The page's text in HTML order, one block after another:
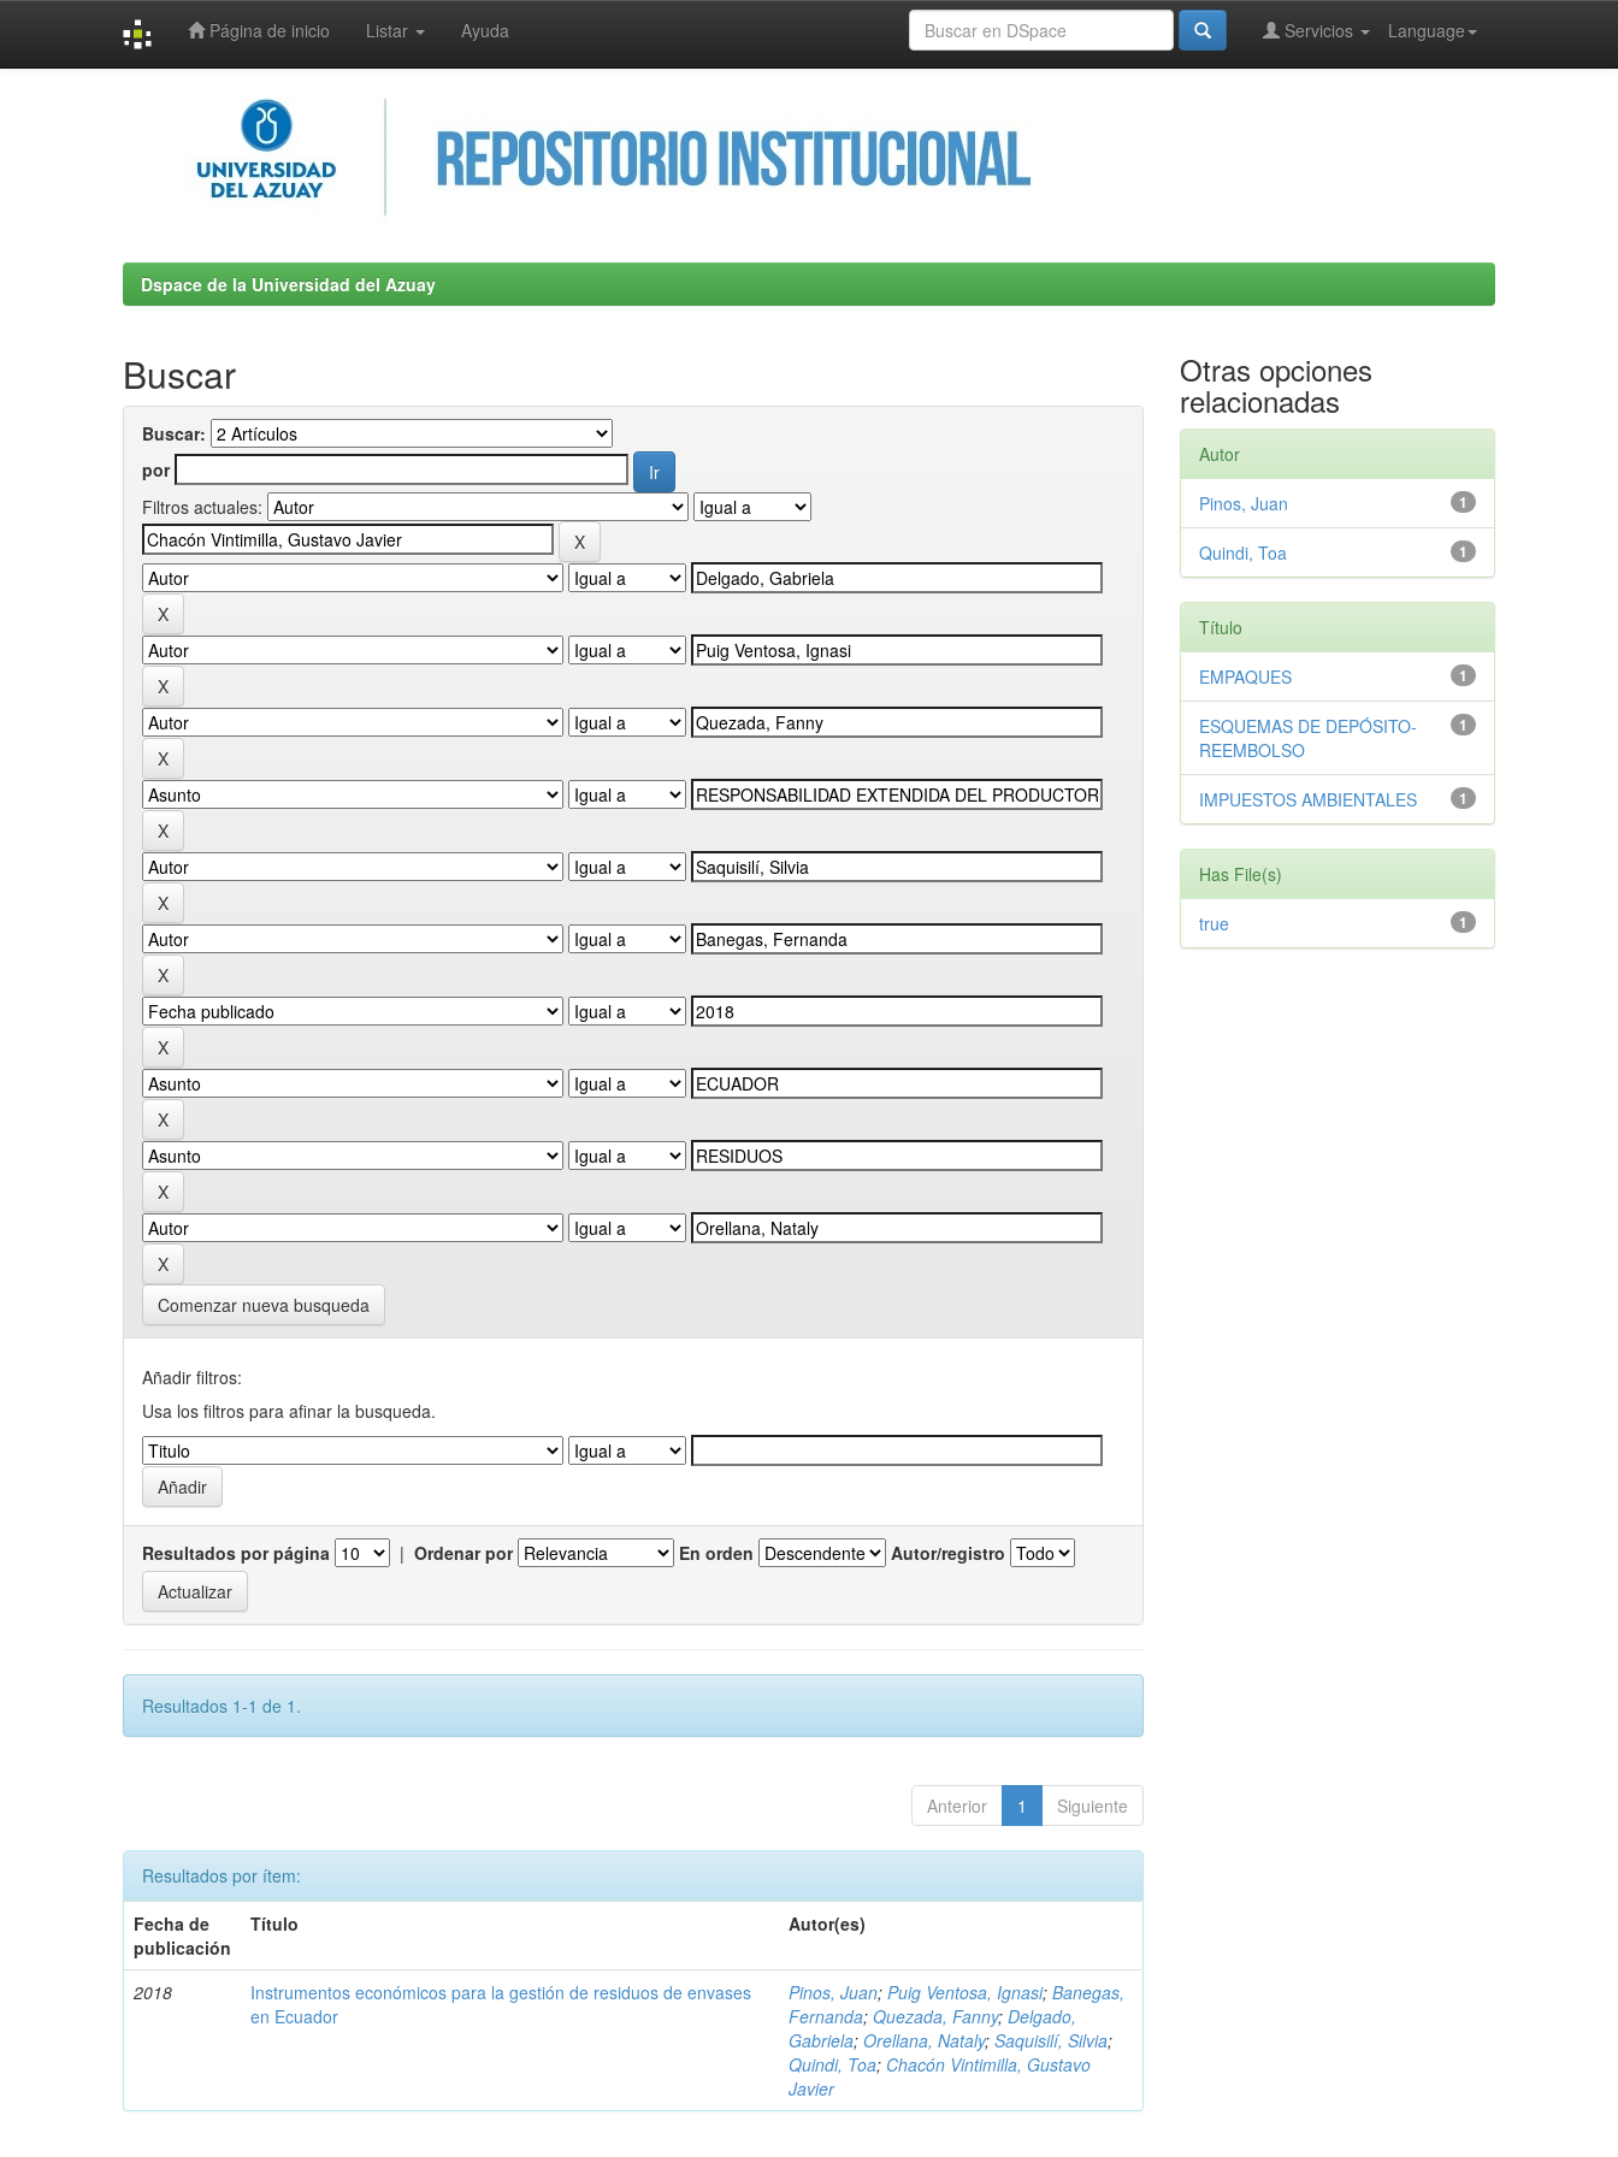
Página de inicio Listar Ayuda Language
Servicios
Dspace de la Universidad del Azuay
Buscar
Buscar:
por
Filtros actuales:
Comenzar nueva busqueda
Añadir filtros:
Usa los filtros para afinar la busqueda.
Resultados por página | Ordenar por En orden Autor/registro
Resultados 1-1 de 1.
Anterior 1 Siguiente
Resultados por ítem:
Fecha de
publicación
Título Autor(es)
2018
Instrumentos económicos para la gestión de residuos de envases
en Ecuador
Pinos, Juan;Puig Ventosa, Ignasi;Banegas,
Fernanda;Quezada, Fanny;Delgado,
Gabriela;Orellana, Nataly;Saquisilí, Silvia;
Quindi, Toa; Chacón Vintimilla, Gustavo
Javier
Otras opciones
relacionadas
Autor
1
Pinos, Juan
1
Quindi, Toa
Título
1
EMPAQUES
1
ESQUEMAS DE DEPÓSITO-
REEMBOLSO
1
IMPUESTOS AMBIENTALES
Has File(s)
1
true